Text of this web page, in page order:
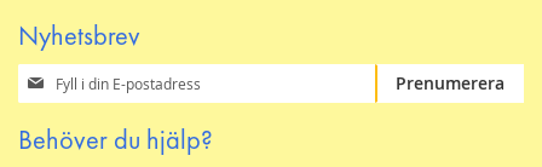
Nyhetsbrev
Prenumerera
på
nyhetsbrev
Prenumerera
Behöver du hjälp?